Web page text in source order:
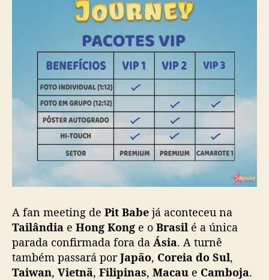
d
o
A fan meeting de Pit Babe já aconteceu na
Tailândia e Hong Kong e o Brasil é a única
parada confirmada fora da Ásia. A turnê
também passará porJapão, Coreia do Sul,
Taiwan, Vietnã, Filipinas, Macau e Camboja.